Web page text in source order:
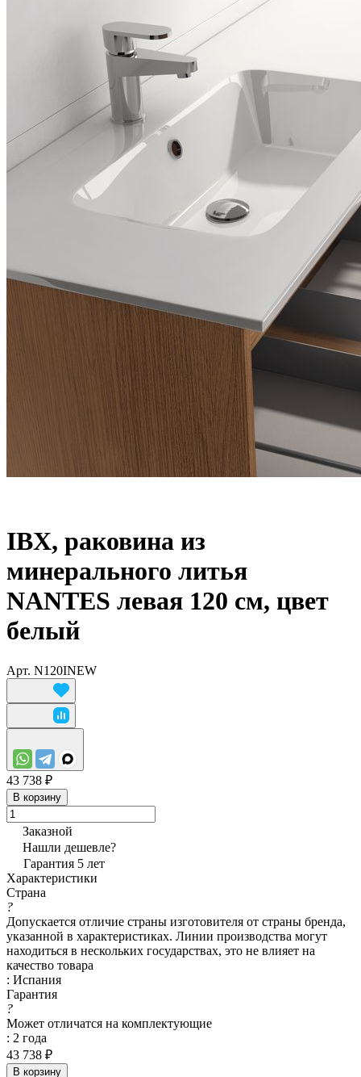
IBX, раковина из
минерального литья
NANTES левая 120 см, цвет
белый
Арт. N120INEW
43 738 ₽
В корзину
Заказной
Нашли дешевле?
Гарантия 5 лет
Характеристики
Страна
?
Допускается отличие страны изготовителя от страны бренда,
указанной в характеристиках. Линии производства могут
находиться в нескольких государствах, это не влияет на
качество товара
: Испания
Гарантия
?
Может отличатся на комплектующие
: 2 года
43 738 ₽
В корзину